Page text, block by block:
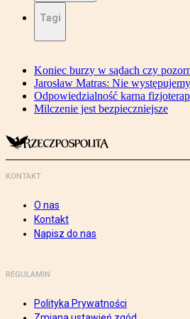
Tagi
Koniec burzy w sądach czy
Jarosław Matras: Nie
Odpowiedzialność karna
Milczenie jest bezpieczniejsze
KONTAKT
O nas
Kontakt
Napisz do nas
REGULAMIN
Polityka Prywatności